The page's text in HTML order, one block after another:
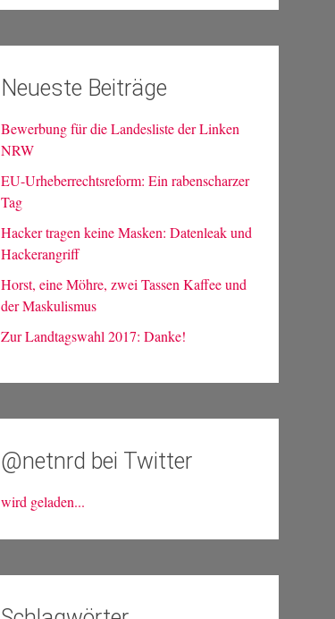
Neueste Beiträge
Bewerbung für die Landesliste der Linken
NRW
EU-Urheberrechtsreform: Ein rabenscharzer
Tag
Hacker tragen keine Masken: Datenleak und
Hackerangriff
Horst, eine Möhre, zwei Tassen Kaffee und
der Maskulismus
Zur Landtagswahl 2017: Danke!
@netnrd bei Twitter
wird geladen...